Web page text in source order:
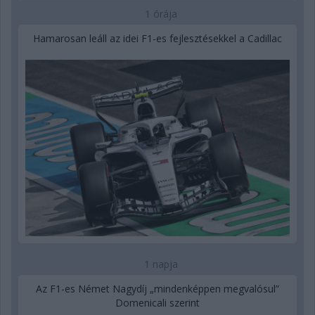
1 órája
Hamarosan leáll az idei F1-es fejlesztésekkel a Cadillac
1 napja
Az F1-es Német Nagydíj „mindenképpen megvalósul”
Domenicali szerint